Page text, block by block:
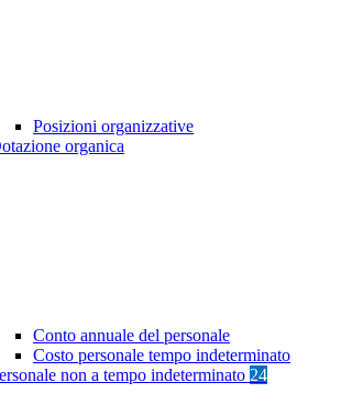
Posizioni organizzative
organica
Conto annuale del personale
Costo personale tempo indeterminato
non a tempo indeterminato 24